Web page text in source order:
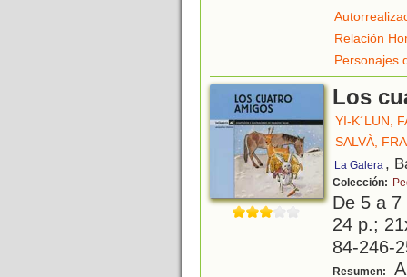
Relación
Personajes
Los
YI-K´LUN,
SALVÀ,
La Galera ,
Colección:
De 5 a
24 p.;
84-246-
Resumen: